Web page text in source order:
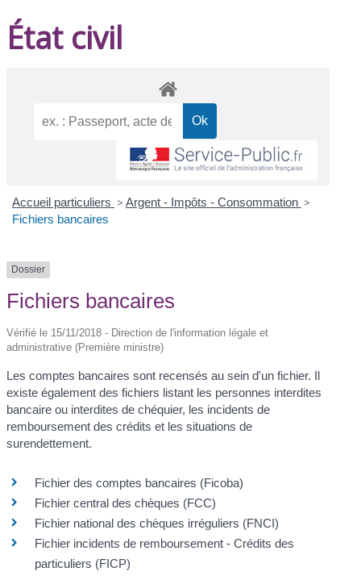
État civil
Accueil particuliers > Argent - Impôts - Consommation >
Fichiers bancaires
Dossier
Fichiers bancaires
Vérifié le 15/11/2018 - Direction de l'information légale et
administrative (Première ministre)
Les comptes bancaires sont recensés au sein d'un fichier. Il
existe également des fichiers listant les personnes interdites
bancaire ou interdites de chéquier, les incidents de
remboursement des crédits et les situations de
surendettement.
Fichier des comptes bancaires (Ficoba)
Fichier central des chèques (FCC)
Fichier national des chèques irréguliers (FNCI)
Fichier incidents de remboursement - Crédits des
particuliers (FICP)